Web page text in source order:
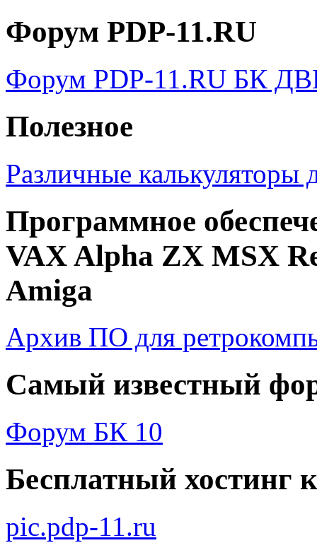
Форум PDP-11.RU
Форум PDP-11.RU БК
Полезное
Различные калькуляторы
Программное
VAX Alpha ZX MSX
Amiga
Архив ПО для
Самый известный
Форум БК 10
Бесплатный хоcтинг
pic.pdp-11.ru